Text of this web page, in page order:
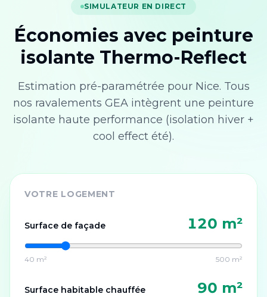
SIMULATEUR EN DIRECT
Économies avec peinture
isolante Thermo-Reflect
Estimation pré-paramétrée pour Nice. Tous
nos ravalements GEA intègrent une peinture
isolante haute performance (isolation hiver +
cool effect été).
VOTRE LOGEMENT
Surface de façade 120 m²
40 m² 500 m²
Surface habitable chauffée 90 m²